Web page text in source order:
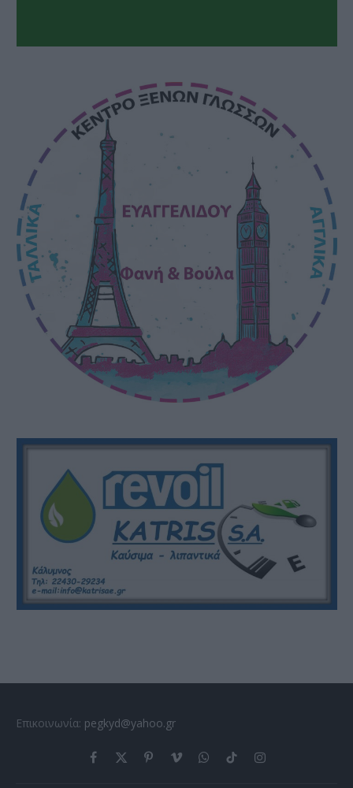
Επικοινωνία: pegkyd@yahoo.gr
Facebook
X
PinterestVimeoWhatsApp
TikTokInstagram